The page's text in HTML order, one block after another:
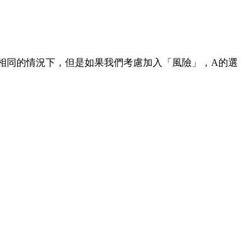
的情況下，但是如果我們考慮加入「風險」，A的選